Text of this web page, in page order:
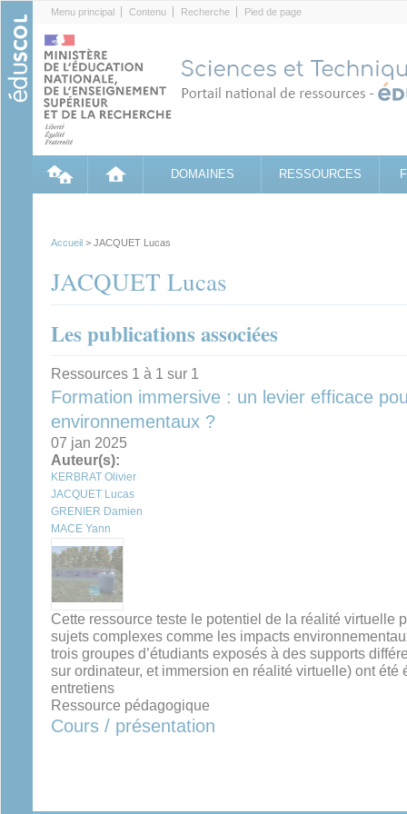
Menu principal Contenu Recherche Pied de page
DOMAINES RESSOURCES
Accueil > JACQUET Lucas
JACQUET Lucas
Les publications associées
Ressources 1 à 1 sur 1
Formation immersive : un levier efficace
environnementaux ?
07 jan 2025
Auteur(s):
KERBRAT Olivier
JACQUET Lucas
GRENIER Damien
MACE Yann
Cette ressource teste le potentiel de la réalité virtuelle
sujets complexes comme les impacts
trois groupes d’étudiants exposés à des supports
sur ordinateur, et immersion en réalité virtuelle) ont
entretiens
Ressource pédagogique
Cours / présentation